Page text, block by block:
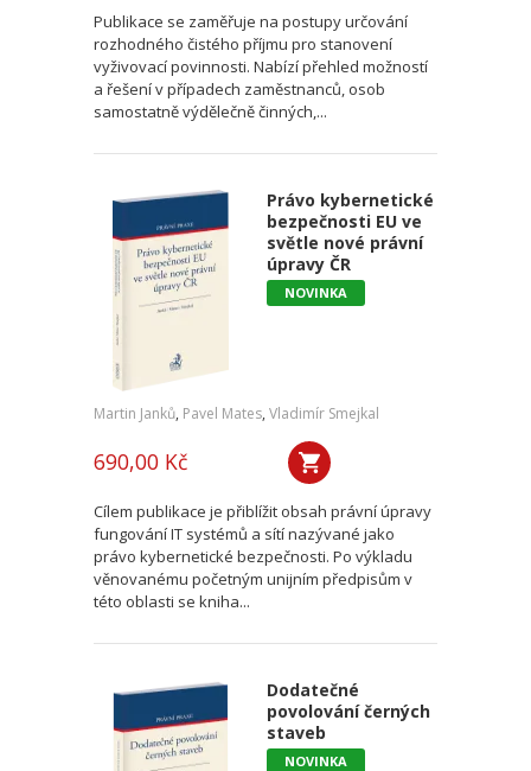
Publikace se zaměřuje na postupy určování
rozhodného čistého příjmu pro stanovení
vyživovací povinnosti. Nabízí přehled možností
a řešení v případech zaměstnanců, osob
samostatně výdělečně činných,...
Právo kybernetické
bezpečnosti EU ve
světle nové právní
úpravy ČR
NOVINKA
Martin Janků, Pavel Mates, Vladimír Smejkal
690,00 Kč
Cílem publikace je přiblížit obsah právní úpravy
fungování IT systémů a sítí nazývané jako
právo kybernetické bezpečnosti. Po výkladu
věnovanému početným unijním předpisům v
této oblasti se kniha...
Dodatečné
povolování černých
staveb
NOVINKA